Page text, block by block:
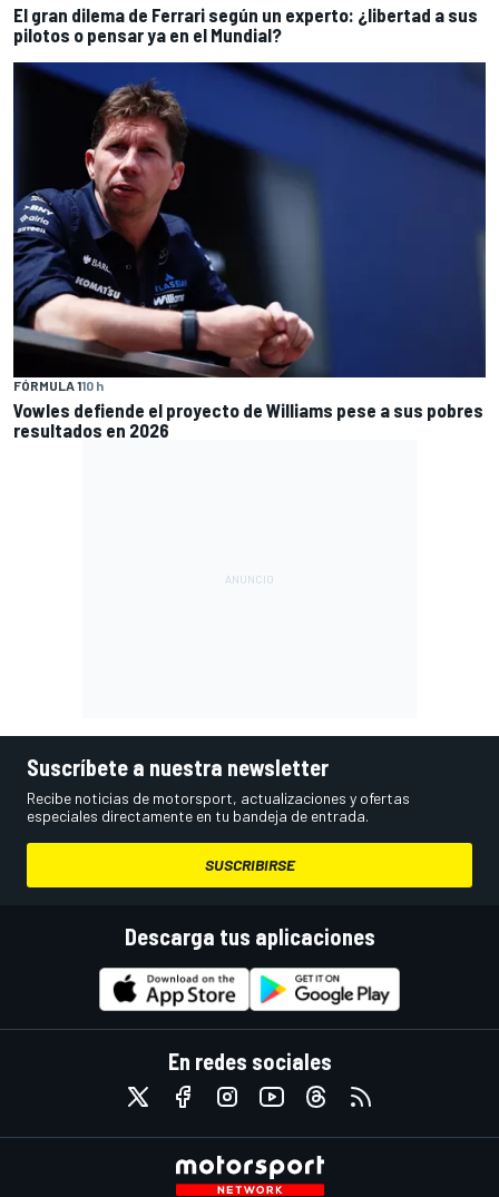
El gran dilema de Ferrari según un experto: ¿libertad a sus
pilotos o pensar ya en el Mundial?
FÓRMULA 110 h
Vowles defiende el proyecto de Williams pese a sus pobres
resultados en 2026
Suscríbete a nuestra newsletter
Recibe noticias de motorsport, actualizaciones y ofertas
especiales directamente en tu bandeja de entrada.
SUSCRIBIRSE
Descarga tus aplicaciones
En redes sociales